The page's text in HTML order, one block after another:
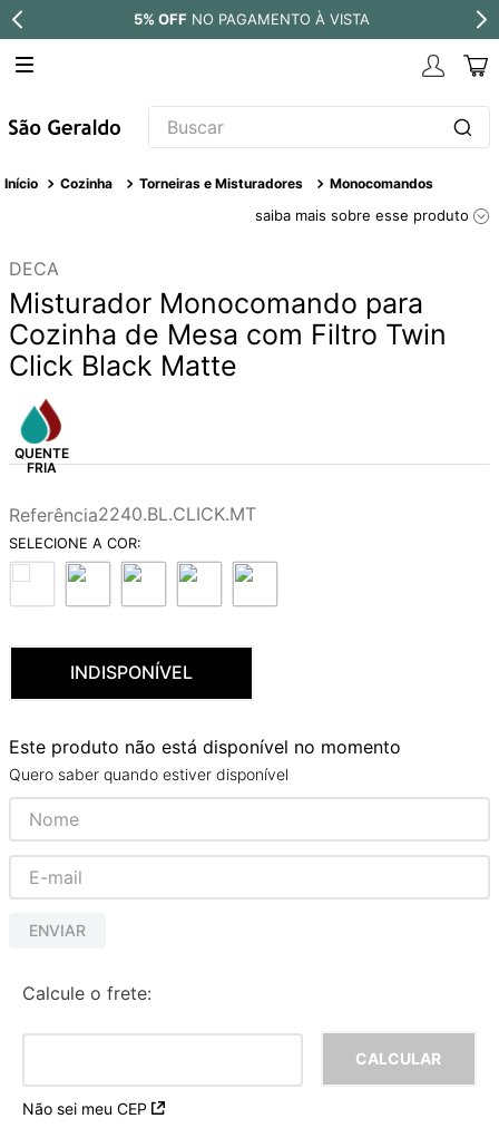
5% OFF NO PAGAMENTO À VISTA
Buscar
Cozinha Torneiras e Misturadores Monocomandos
saiba mais sobre esse produto
DECA
Misturador Monocomando para
Cozinha de Mesa com Filtro Twin
Click Black Matte
Referência2240.BL.CLICK.MT
INDISPONÍVEL
Este produto não está disponível no momento
Quero saber quando estiver disponível
ENVIAR
Calcule o frete:
Não sei meu CEP
TERMOS MAIS BUSCADOS
4 º
torneira
5º
perola
6º
7º
8º
9º
deca you
10º cobre escovado